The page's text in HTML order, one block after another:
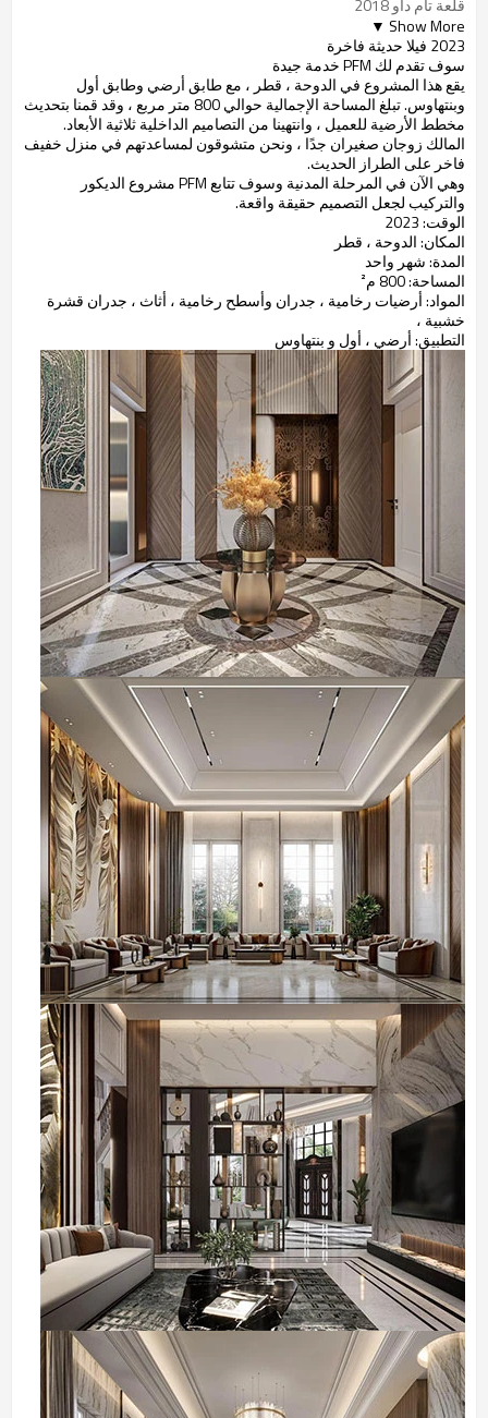
قلعة تام داو 2018
Show More ▼
2023 فيلا حديثة فاخرة
سوف تقدم لك PFM خدمة جيدة
يقع هذا المشروع في الدوحة ، قطر ، مع طابق أرضي وطابق أول
وبنتهاوس. تبلغ المساحة الإجمالية حوالي 800 متر مربع ، وقد قمنا بتحديث
مخطط الأرضية للعميل ، وانتهينا من التصاميم الداخلية ثلاثية الأبعاد.
المالك زوجان صغيران جدًا ، ونحن متشوقون لمساعدتهم في منزل خفيف
فاخر على الطراز الحديث.
وهي الآن في المرحلة المدنية وسوف تتابع PFM مشروع الديكور
والتركيب لجعل التصميم حقيقة واقعة.
الوقت: 2023
المكان: الدوحة ، قطر
المدة: شهر واحد
المساحة: 800 م²
المواد: أرضيات رخامية ، جدران وأسطح رخامية ، أثاث ، جدران قشرة
خشبية ،
التطبيق: أرضي ، أول و بنتهاوس